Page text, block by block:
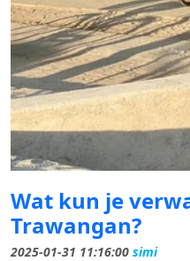
Wat kun je
Trawangan?
2025-01-31 11:16:00 simi